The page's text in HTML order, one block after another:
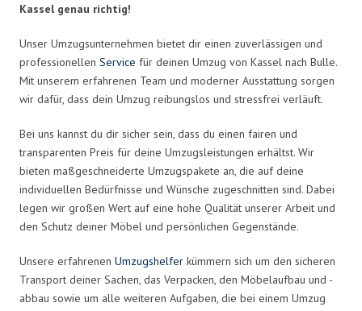
Kassel genau richtig!
Unser Umzugsunternehmen bietet dir einen zuverlässigen und
professionellen Service für deinen Umzug von Kassel nach Bulle.
Mit unserem erfahrenen Team und moderner Ausstattung sorgen
wir dafür, dass dein Umzug reibungslos und stressfrei verläuft.
Bei uns kannst du dir sicher sein, dass du einen fairen und
transparenten Preis für deine Umzugsleistungen erhältst. Wir
bieten maßgeschneiderte Umzugspakete an, die auf deine
individuellen Bedürfnisse und Wünsche zugeschnitten sind. Dabei
legen wir großen Wert auf eine hohe Qualität unserer Arbeit und
den Schutz deiner Möbel und persönlichen Gegenstände.
Unsere erfahrenen Umzugshelfer kümmern sich um den sicheren
Transport deiner Sachen, das Verpacken, den Möbelaufbau und -
abbau sowie um alle weiteren Aufgaben, die bei einem Umzug